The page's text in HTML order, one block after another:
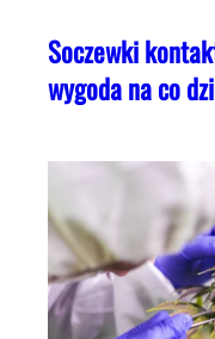
Soczewki
wygoda na co